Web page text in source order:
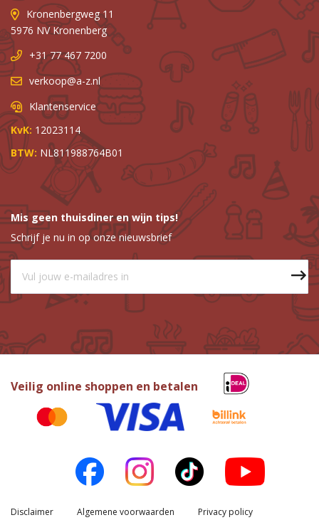
Kronenbergweg 11
5976 NV Kronenberg
+31 77 467 7200
verkoop@a-z.nl
Klantenservice
KvK: 12023114
BTW: NL811988764B01
Mis geen thuisdiner en wijn tips!
Schrijf je nu in op onze nieuwsbrief
Veilig online shoppen en betalen
Disclaimer Algemene voorwaarden
Privacy policy